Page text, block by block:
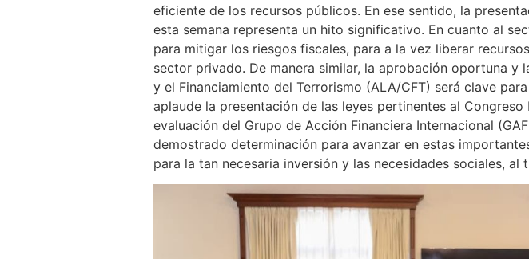
eficiente de los recursos públicos. En ese sentido, la
esta semana representa un hito significativo. En cuanto al
para mitigar los riesgos fiscales, para a la vez liberar
sector privado. De manera similar, la aprobación oportuna
y el Financiamiento del Terrorismo (ALA/CFT) será clave
aplaude la presentación de las leyes pertinentes al
evaluación del Grupo de Acción Financiera Internacional
demostrado determinación para avanzar en estas
para la tan necesaria inversión y las necesidades sociales,